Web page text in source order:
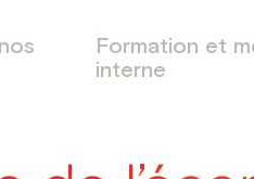
Formation et
interne